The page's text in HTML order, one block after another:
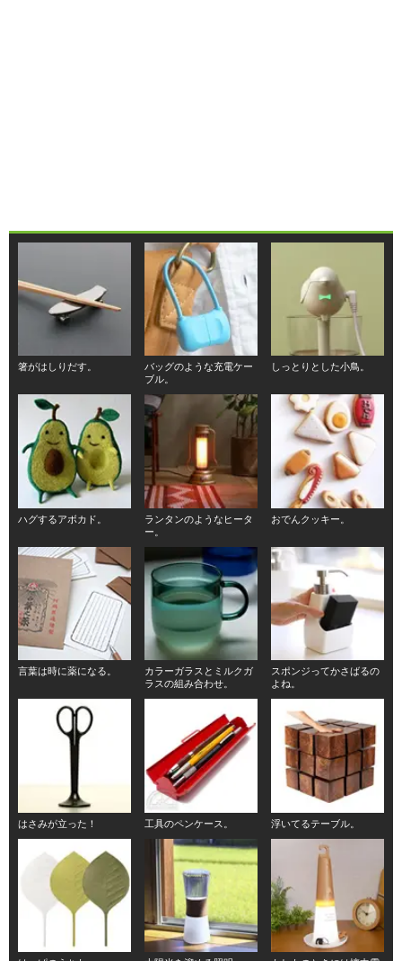
箸がはしりだす。
バッグのような充電ケー
ブル。
しっとりとした小鳥。
ハグするアボカド。
ランタンのようなヒータ
ー。
おでんクッキー。
言葉は時に薬になる。
カラーガラスとミルクガ
ラスの組み合わせ。
スポンジってかさばるの
よね。
はさみが立った！ 工具のペンケース。 浮いてるテーブル。